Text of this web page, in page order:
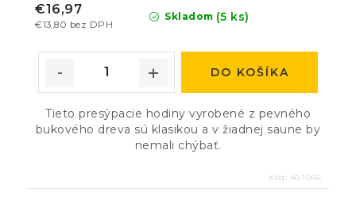
Skladom (5 ks)
€13,80 bez DPH
€16,97
DO KOŠÍKA
Tieto presýpacie hodiny vyrobené z pevného
bukového dreva sú klasikou a v žiadnej saune by
nemali chýbať.
Kód: 40.1046